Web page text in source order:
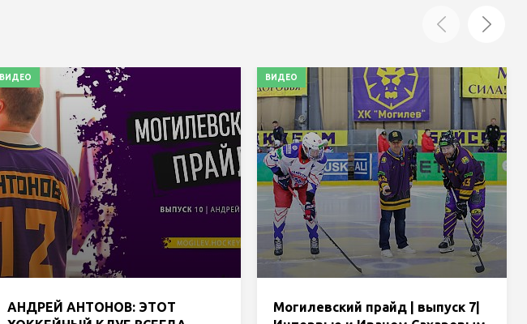
ВИДЕО
АНДРЕЙ АНТОНОВ: ЭТОТ
ВИДЕО
Могилевский прайд | выпуск 7|